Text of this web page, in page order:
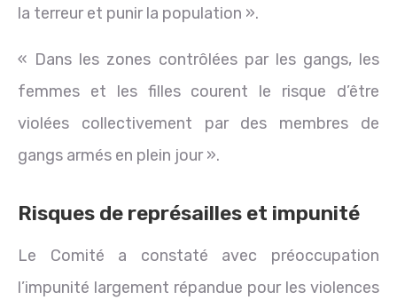
la terreur et punir la population ».
« Dans les zones contrôlées par les gangs, les
femmes et les filles courent le risque d’être
violées collectivement par des membres de
gangs armés en plein jour ».
Risques de représailles et impunité
Le Comité a constaté avec préoccupation
l’impunité largement répandue pour les violences